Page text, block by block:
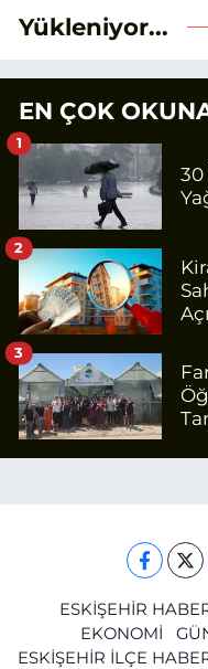
Yükleniyor...
EN ÇOK
30
1
2
3
ESKİŞEHİR
EKONOMİ
ESKİŞEHİR İLÇE